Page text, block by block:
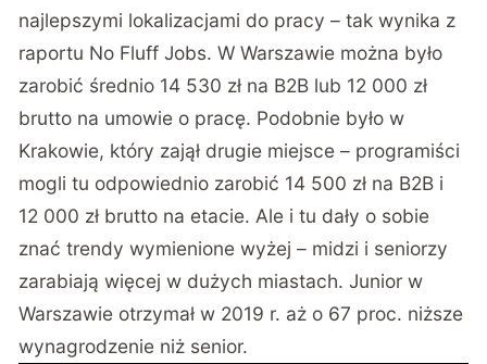
najlepszymi lokalizacjami do pracy – tak wynika z
raportu No Fluff Jobs. W Warszawie można było
zarobić średnio 14 530 zł na B2B lub 12 000 zł
brutto na umowie o pracę. Podobnie było w
Krakowie, który zajął drugie miejsce – programiści
mogli tu odpowiednio zarobić 14 500 zł na B2B i
12 000 zł brutto na etacie. Ale i tu dały o sobie
znać trendy wymienione wyżej – midzi i seniorzy
zarabiają więcej w dużych miastach. Junior w
Warszawie otrzymał w 2019 r. aż o 67 proc. niższe
wynagrodzenie niż senior.